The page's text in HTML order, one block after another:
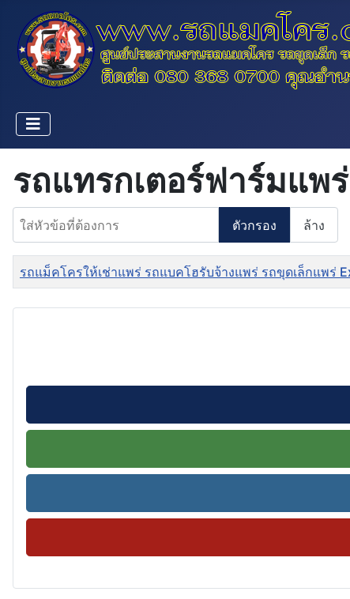
รถแทรกเตอร์ฟาร์มแพร่
ใส่หัวข้อที่ต้องการ
ตัวกรอง ล้าง
ชื่อ
รถแม็คโครให้เช่าแพร่ รถแบคโฮรับจ้างแพร่ รถขุดเล็กแพร่